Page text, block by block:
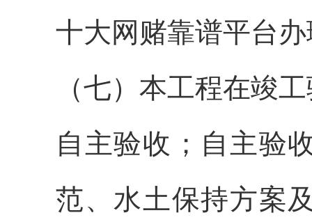
十大网赌靠谱平台
（七）本工程在竣
自主验收；自主验
范、水土保持方案